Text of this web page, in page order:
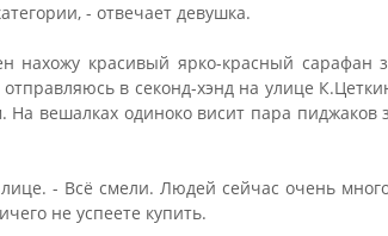
- отвечает девушка.
красивый ярко-красный сарафан
в секонд-хэнд на улице
вешалках одиноко висит пара пиджаков
- Всё смели. Людей сейчас очень
не успеете купить.